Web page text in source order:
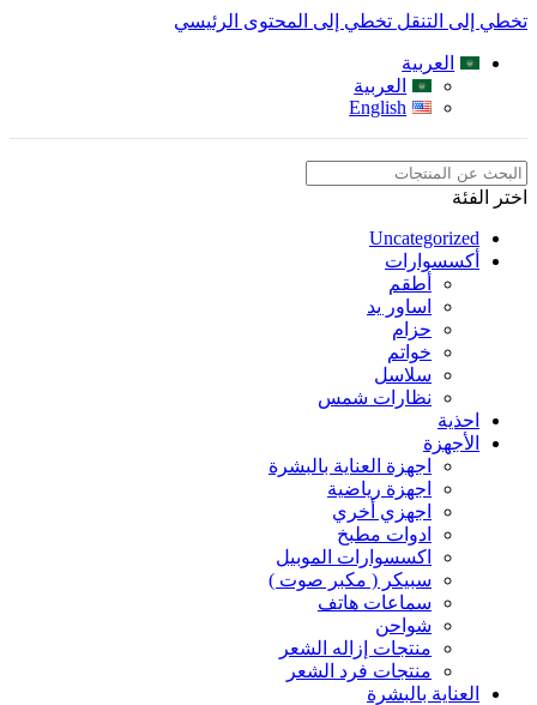
تخطي إلى التنقل تخطي إلى المحتوى الرئيسي
العربية
العربية
English
اختر الفئة
Uncategorized
أكسسوارات
أطقم
اساور يد
حزام
خواتم
سلاسل
نظارات شمس
احذية
الأجهزة
اجهزة العناية بالبشرة
اجهزة رياضية
اجهزي أخري
ادوات مطبخ
اكسسوارات الموبيل
سبيكر ( مكبر صوت )
سماعات هاتف
شواحن
منتجات إزاله الشعر
منتجات فرد الشعر
العناية بالبشرة